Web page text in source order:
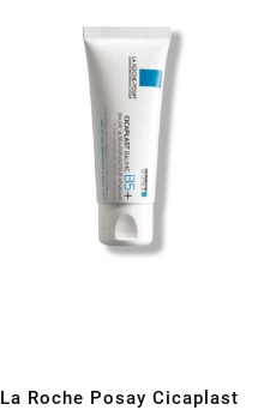
La Roche Posay Cicaplast